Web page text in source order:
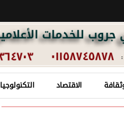
الاقتصاد التكنولوجيا